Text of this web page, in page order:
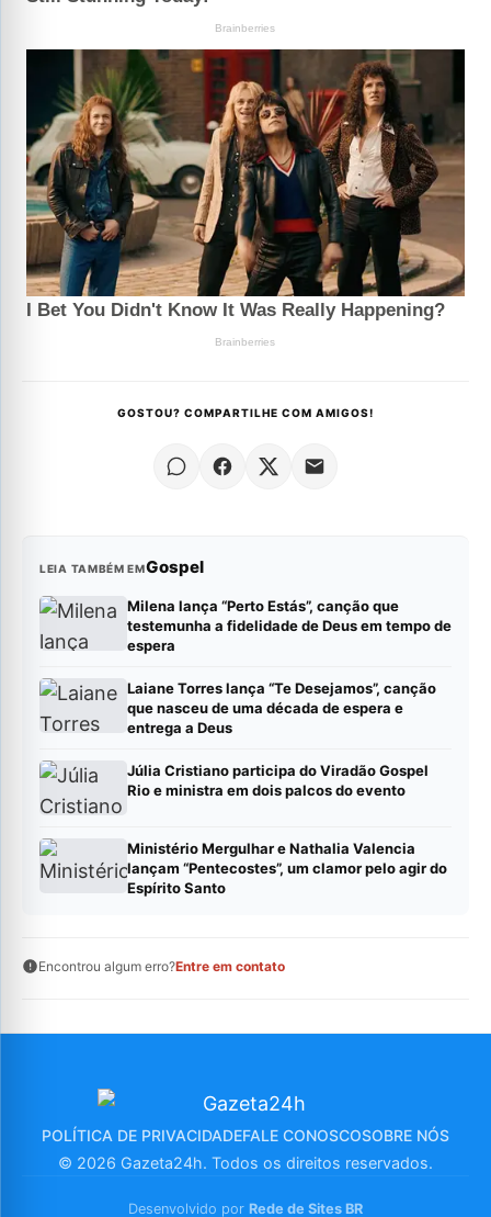
GOSTOU? COMPARTILHE COM AMIGOS!
LEIA TAMBÉM EMGospel
Milena lança “Perto Estás”, canção que
testemunha a fidelidade de Deus em tempo de
espera
Laiane Torres lança “Te Desejamos”, canção
que nasceu de uma década de espera e
entrega a Deus
Júlia Cristiano participa do Viradão Gospel
Rio e ministra em dois palcos do evento
Ministério Mergulhar e Nathalia Valencia
lançam “Pentecostes”, um clamor pelo agir do
Espírito Santo
Encontrou algum erro?Entre em contato
POLÍTICA DE PRIVACIDADEFALE CONOSCOSOBRE NÓS
© 2026 Gazeta24h. Todos os direitos reservados.
Desenvolvido por Rede de Sites BR